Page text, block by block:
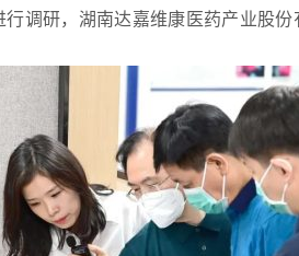
调研，湖南达嘉维康医药产业股